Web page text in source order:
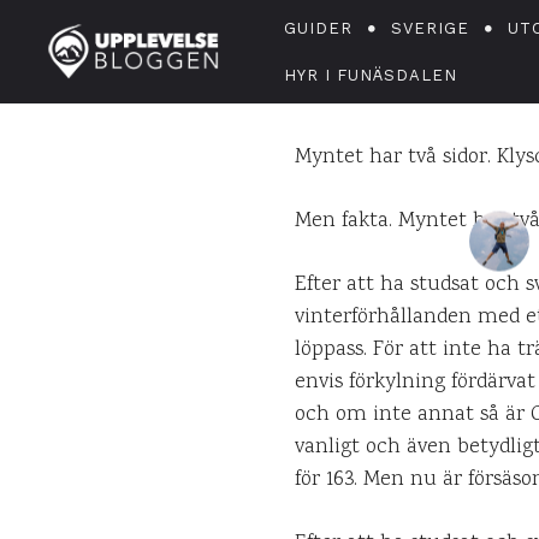
GUIDER SVERIGE
HYR I FUNÄSDALEN
Myntet har två sidor.
Men fakta. Myntet har
Efter att ha studsat och
vinterförhållanden med
löppass. För att inte ha
envis förkylning
och om inte annat så är
vanligt och även
för 163. Men nu är